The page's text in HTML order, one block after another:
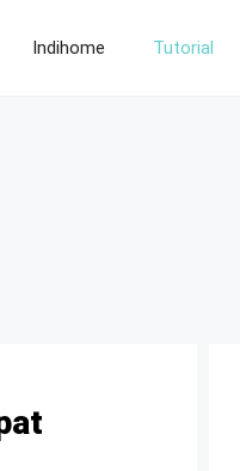
Indihome Tutorial